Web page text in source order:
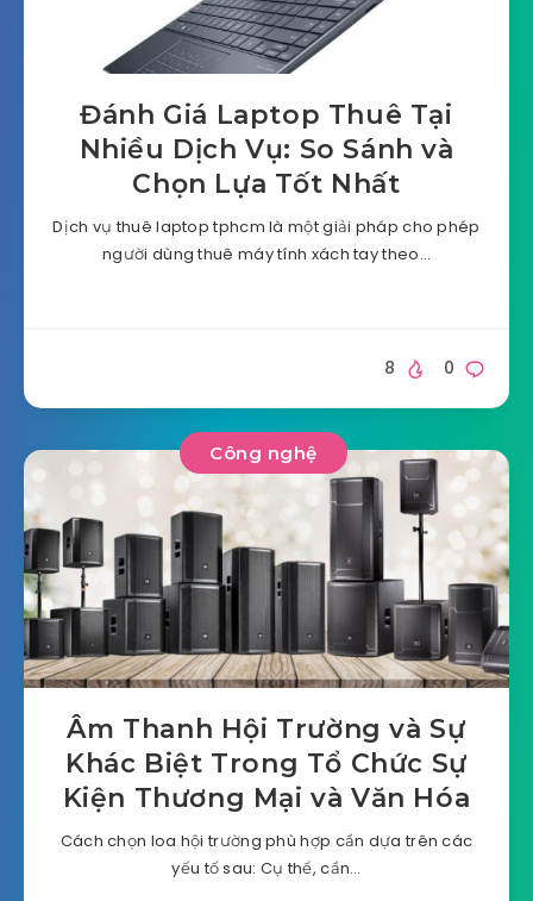
Đánh Giá Laptop Thuê Tại
Nhiều Dịch Vụ: So Sánh và
Chọn Lựa Tốt Nhất
Dịch vụ thuê laptop tphcm là một giải pháp cho phép
người dùng thuê máy tính xách tay theo…
0
8
Công nghệ
Âm Thanh Hội Trường và Sự
Khác Biệt Trong Tổ Chức Sự
Kiện Thương Mại và Văn Hóa
Cách chọn loa hội trường phù hợp cần dựa trên các
yếu tố sau: Cụ thể, cần…